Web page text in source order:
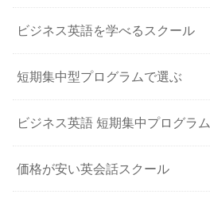
ビジネス英語を学べるスクール
短期集中型プログラムで選ぶ
ビジネス英語 短期集中プログラム
価格が安い英会話スクール